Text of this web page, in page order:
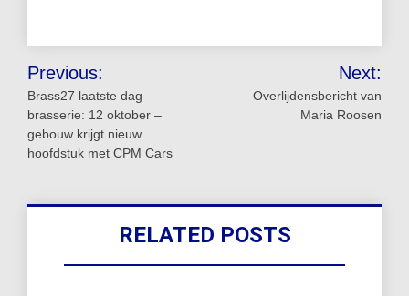
Bericht
navigatie
Previous:
Brass27 laatste dag
brasserie: 12 oktober –
gebouw krijgt nieuw
hoofdstuk met CPM Cars
Next:
Overlijdensbericht van
Maria Roosen
RELATED POSTS